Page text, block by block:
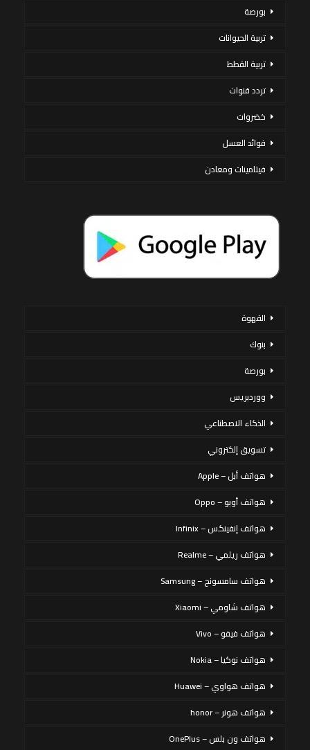
بورصة
تربية الحيوانات
تربية القطط
تردد قنوات
خضروات
فوائد العسل
فيتامينات ومعادن
القهوة
بنوك
بورصة
ووردبريس
الذكاء الاصطناعي
تسويق إلكتروني
هواتف أبل – Apple
هواتف أوبو – Oppo
هواتف إنفينكس – Infinix
هواتف ريلمي – Realme
هواتف سامسونج – Samsung
هواتف شاومي – Xiaomi
هواتف فيفو – Vivo
هواتف نوكيا – Nokia
هواتف هواوي – Huawei
هواتف هونر – honor
هواتف ون بلس – OnePlus